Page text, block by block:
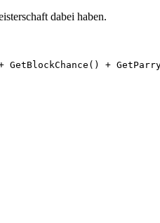
dabei haben.
GetBlockChance() +